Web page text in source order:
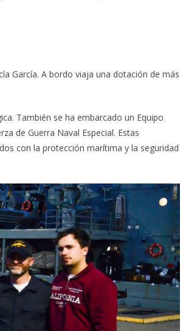
García. A bordo viaja una dotación de más
También se ha embarcado un Equipo
de Guerra Naval Especial. Estas
con la protección marítima y la seguridad